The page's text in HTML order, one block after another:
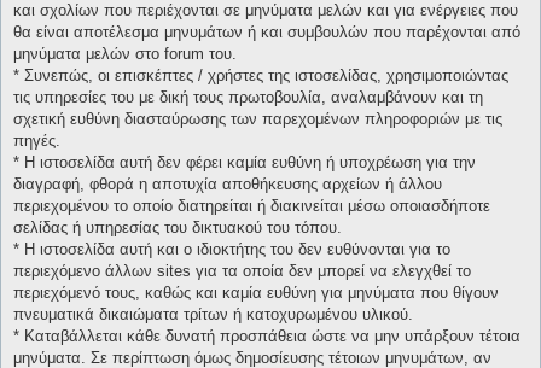
και σχολίων που περιέχονται σε μηνύματα μελών και για ενέργειες που
θα είναι αποτέλεσμα μηνυμάτων ή και συμβουλών που παρέχονται από
μηνύματα μελών στο forum του.
* Συνεπώς, οι επισκέπτες / χρήστες της ιστοσελίδας, χρησιμοποιώντας
τις υπηρεσίες του με δική τους πρωτοβουλία, αναλαμβάνουν και τη
σχετική ευθύνη διασταύρωσης των παρεχομένων πληροφοριών με τις
πηγές.
* H ιστοσελίδα αυτή δεν φέρει καμία ευθύνη ή υποχρέωση για την
διαγραφή, φθορά η αποτυχία αποθήκευσης αρχείων ή άλλου
περιεχομένου το οποίο διατηρείται ή διακινείται μέσω οποιασδήποτε
σελίδας ή υπηρεσίας του δικτυακού του τόπου.
* H ιστοσελίδα αυτή και ο ιδιοκτήτης του δεν ευθύνονται για το
περιεχόμενο άλλων sites για τα οποία δεν μπορεί να ελεγχθεί το
περιεχόμενό τους, καθώς και καμία ευθύνη για μηνύματα που θίγουν
πνευματικά δικαιώματα τρίτων ή κατοχυρωμένου υλικού.
* Καταβάλλεται κάθε δυνατή προσπάθεια ώστε να μην υπάρξουν τέτοια
μηνύματα. Σε περίπτωση όμως δημοσίευσης τέτοιων μηνυμάτων, αν